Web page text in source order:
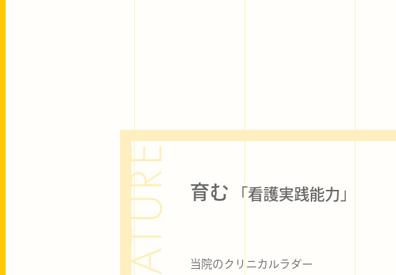
MATURE 育む 「看護実践能力」
当院のクリニカルラダー